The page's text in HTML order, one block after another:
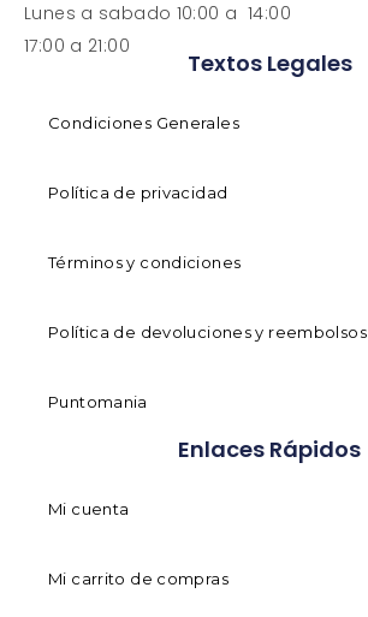
Lunes a sabado 10:00 a 14:00
17:00 a 21:00
Textos Legales
Condiciones Generales
Política de privacidad
Términos y condiciones
Política de devoluciones y reembolsos
Puntomania
Enlaces Rápidos
Mi cuenta
Mi carrito de compras